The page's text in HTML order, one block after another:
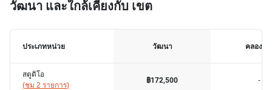
วัฒนา และใกล้เคียงกับ เขต
ประเภทหน่วย
สตูดิโอ
(ชม 2 รายการ)
วัฒนา
฿172,500
คลองเต
-